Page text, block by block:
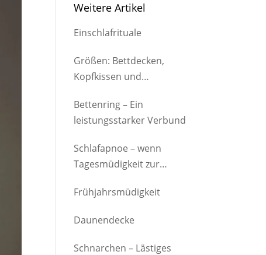
Weitere Artikel
Einschlafrituale
Größen: Bettdecken,
Kopfkissen und
Bettenring – Ein
leistungsstarker Verbund
Schlafapnoe – wenn
Tagesmüdigkeit zur
Frühjahrsmüdigkeit
Daunendecke
Schnarchen – Lästiges